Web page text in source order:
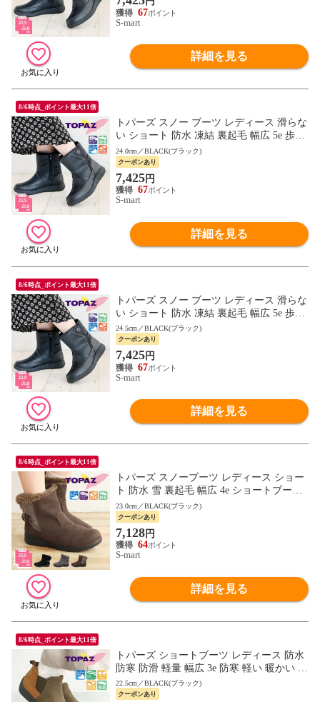
67
S-mart
詳細を見る
8/6時点_ポイント最大11倍
トパーズ スノー ブーツ レディース 滑らな
い ショート 防水 凍結 裏起毛 幅広 5e 歩き
やすい 防寒 防滑 軽量 レイン コンフォー
ト シューズ 靴 5513 TOPAZ
24.0cm／BLACK(ブラック)
クーポンあり
7,425円
67
S-mart
詳細を見る
8/6時点_ポイント最大11倍
トパーズ スノー ブーツ レディース 滑らな
い ショート 防水 凍結 裏起毛 幅広 5e 歩き
やすい 防寒 防滑 軽量 レイン コンフォー
ト シューズ 靴 5513 TOPAZ
24.5cm／BLACK(ブラック)
クーポンあり
7,425円
67
S-mart
詳細を見る
8/6時点_ポイント最大11倍
トパーズ スノーブーツ レディース ショー
ト 防水 雪 裏起毛 幅広 4e ショートブーツ
防寒 防滑 ムートン レインブーツ topaz 445
4
23.0cm／BLACK(ブラック)
クーポンあり
7,128円
64
S-mart
詳細を見る
8/6時点_ポイント最大11倍
トパーズ ショートブーツ レディース 防水
防寒 防滑 軽量 幅広 3e 防寒 軽い 暖かい 裏
起毛 サイドゴア レインブーツ 黒 カーキ 2
301
22.5cm／BLACK(ブラック)
クーポンあり